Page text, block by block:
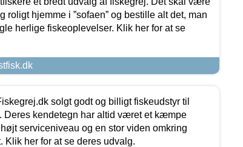
roligt hjemme i ”sofaen” og bestille alt det, man
herlige fiskeoplevelser. Klik her for at se
solgt godt og billigt fiskeudstyr til
Deres kendetegn har altid været et kæmpe
serviceniveau og en stor viden omkring
Klik her for at se deres udvalg.